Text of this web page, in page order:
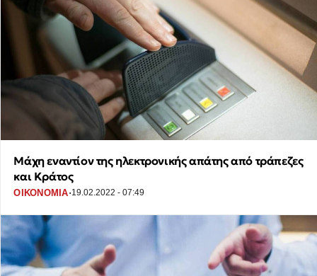
Μάχη εναντίον της ηλεκτρονικής απάτης από τράπεζες
και Κράτος
ΟΙΚΟΝΟΜΙΑ·19.02.2022 - 07:49